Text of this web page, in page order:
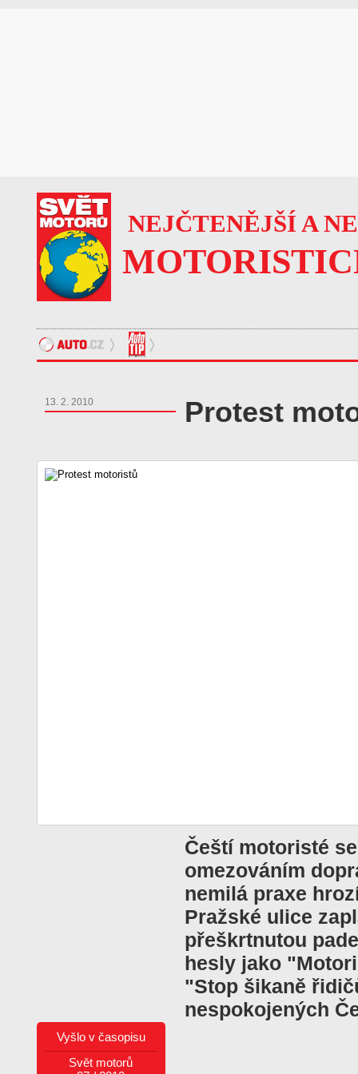
NEJČTENĚJŠÍ A
13. 2. 2010 Protest
Čeští motoristé
omezováním
nemilá praxe
Pražské ulice
přeškrtnutou
hesly jako
"Stop šikaně
nespokojených
Vyšlo v časopisu
Svět motorů